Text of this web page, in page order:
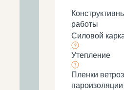
работы
Силовой
Утепление
Пленки
пароизоляции